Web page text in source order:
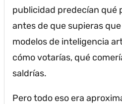
publicidad predecían qué
antes de que supieras
modelos de inteligencia
cómo votarías, qué
saldrías.
Pero todo eso era